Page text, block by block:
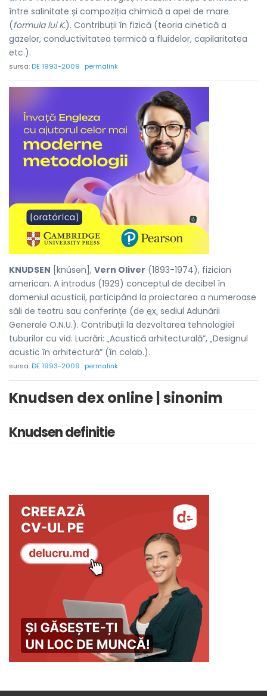
între salinitate și compoziția chimică a apei de mare
(formula lui K.). Contribuții în fizică (teoria cinetică a
gazelor, conductivitatea termică a fluidelor, capilaritatea
etc.).
sursa:DE 1993-2009 permalink
KNUDSEN [knúsən], Vern Oliver (1893-1974), fizician
american. A introdus (1929) conceptul de decibel în
domeniul acusticii, participând la proiectarea a numeroase
săli de teatru sau conferințe (de ex. sediul Adunării
Generale O.N.U.). Contribuții la dezvoltarea tehnologiei
tuburilor cu vid. Lucrări: „Acustică arhitecturală”, „Designul
acustic în arhitectură” (în colab.).
sursa:DE 1993-2009 permalink
Knudsen dex online | sinonim
Knudsen definitie